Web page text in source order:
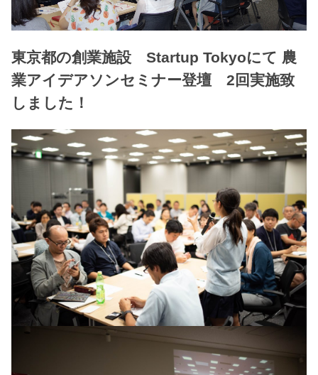
東京都の創業施設 Startup Tokyoにて 農
業アイデアソンセミナー登壇 2回実施致
しました！